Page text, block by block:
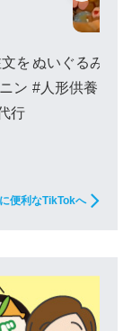
を
ン
行
ぬいぐるみ供
#人形供養 #ぬ
便利なTikTokへ